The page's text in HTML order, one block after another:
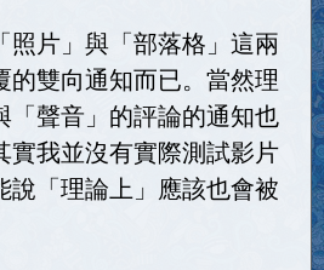
照片」與「部落格」這兩
的雙向通知而已。當然理
「聲音」的評論的通知也
實我並沒有實際測試影片
說「理論上」應該也會被